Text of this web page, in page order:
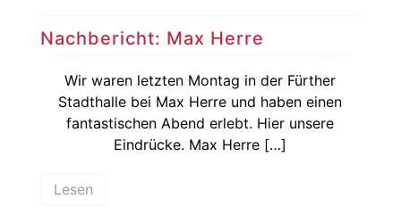
Nachbericht: Max Herre
Wir waren letzten Montag in der Fürther
Stadthalle bei Max Herre und haben einen
fantastischen Abend erlebt. Hier unsere
Eindrücke. Max Herre […]
Lesen